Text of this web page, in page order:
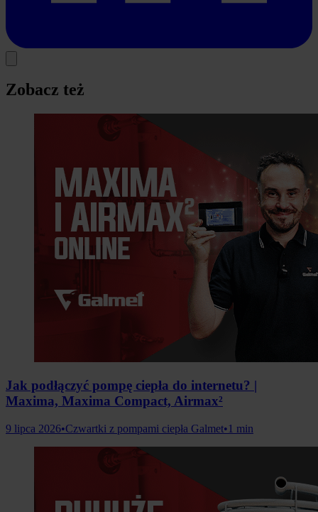
Zobacz też
Jak podłączyć pompę ciepła do internetu? |
Maxima, Maxima Compact, Airmax²
9 lipca 2026•Czwartki z pompami ciepła Galmet•1 min